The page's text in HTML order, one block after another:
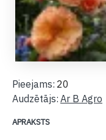
APRAKSTS
Pieejams: 20
Audzētājs: Ar B Agro